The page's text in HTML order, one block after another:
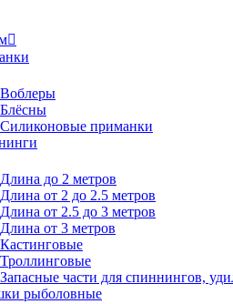

Воблеры
Блёсны
Силиконовые приманки
Длина до 2 метров
Длина от 2 до 2.5 метров
Длина от 2.5 до 3 метров
Длина от 3 метров
Кастинговые
Троллинговые
Запасные части для спиннингов,
рыболовные